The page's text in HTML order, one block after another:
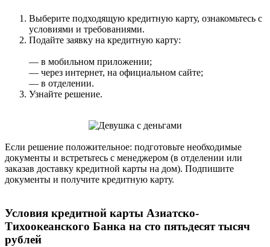
Выберите подходящую кредитную карту, ознакомьтесь с
условиями и требованиями.
Подайте заявку на кредитную карту:
— в мобильном приложении;
— через интернет, на официальном сайте;
— в отделении.
Узнайте решение.
Если решение положительное: подготовьте необходимые
документы и встретьтесь с менеджером (в отделении или
заказав доставку кредитной карты на дом). Подпишите
документы и получите кредитную карту.
Условия кредитной карты Азиатско-
Тихоокеанского Банка на сто пятьдесят тысяч
рублей